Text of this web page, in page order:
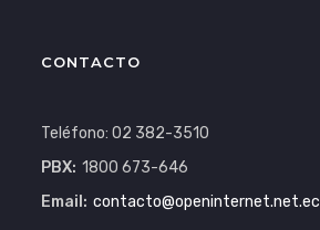
CONTACTO
Teléfono: 02 382-3510
PBX: 1800 673-646
Email: contacto@openinternet.net.ec